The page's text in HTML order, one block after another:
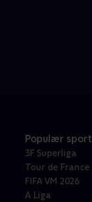
Populær sport
3F Superliga
Tour de France
FIFA VM 2026
A Liga